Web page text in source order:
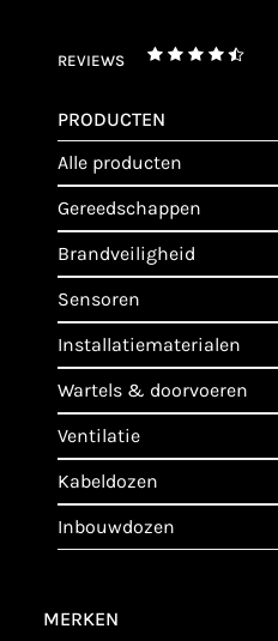
REVIEWS
PRODUCTEN
alle producten
gereedschappen
brandveiligheid
sensoren
installatiematerialen
wartels & doorvoeren
ventilatie
kabeldozen
inbouwdozen
MERKEN